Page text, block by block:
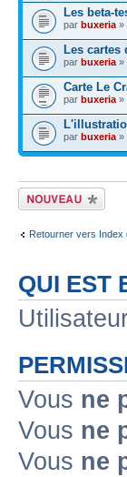
Les beta-
par buxeria »
Les cartes
par buxeria »
Carte Le
par buxeria »
par buxeria »
Écrire un nouveau
sujet
Retourner vers Index
QUI EST
Vous ne
Vous ne
Vous ne